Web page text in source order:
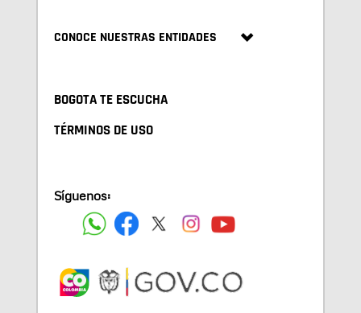
CONOCE NUESTRAS ENTIDADES
BOGOTA TE ESCUCHA
TÉRMINOS DE USO
Síguenos: